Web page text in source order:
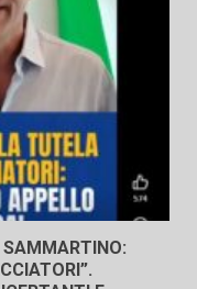
SAMMARTINO: